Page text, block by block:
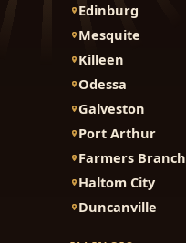
Edinburg
Mesquite
Killeen
Odessa
Galveston
Port Arthur
Farmers Branch
Haltom City
Duncanville